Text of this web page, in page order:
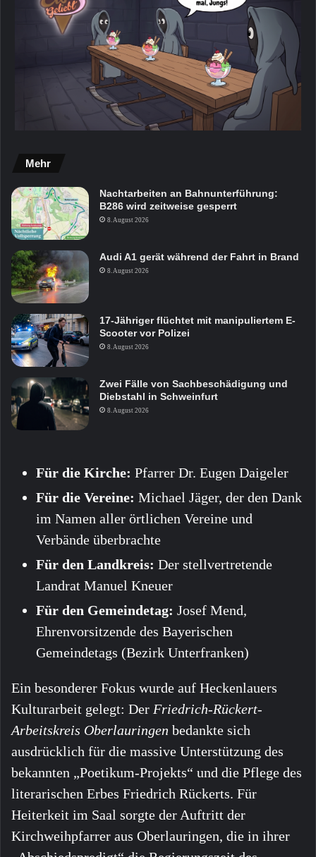
Mehr
Nachtarbeiten an Bahnunterführung:
B286 wird zeitweise gesperrt
8. August 2026
Audi A1 gerät während der Fahrt in Brand
8. August 2026
17-Jähriger flüchtet mit manipuliertem E-
Scooter vor Polizei
8. August 2026
Zwei Fälle von Sachbeschädigung und
Diebstahl in Schweinfurt
8. August 2026
Für die Kirche: Pfarrer Dr. Eugen Daigeler
Für die Vereine: Michael Jäger, der den Dank
im Namen aller örtlichen Vereine und
Verbände überbrachte
Für den Landkreis: Der stellvertretende
Landrat Manuel Kneuer
Für den Gemeindetag: Josef Mend,
Ehrenvorsitzende des Bayerischen
Gemeindetags (Bezirk Unterfranken)
Ein besonderer Fokus wurde auf Heckenlauers
Kulturarbeit gelegt: Der Friedrich-Rückert-
Arbeitskreis Oberlauringen bedankte sich
ausdrücklich für die massive Unterstützung des
bekannten „Poetikum-Projekts“ und die Pflege des
literarischen Erbes Friedrich Rückerts. Für
Heiterkeit im Saal sorgte der Auftritt der
Kirchweihpfarrer aus Oberlauringen, die in ihrer